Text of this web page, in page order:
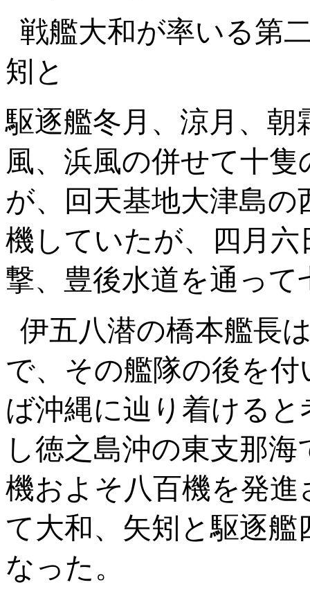
戦艦大和が率いる第
矧と
駆逐艦冬月、涼月、
風、浜風の併せて十
が、回天基地大津島
機していたが、四月
撃、豊後水道を通っ
伊五八潜の橋本艦長
で、その艦隊の後を
ば沖縄に辿り着ける
し徳之島沖の東支那
機およそ八百機を発
て大和、矢矧と駆逐
なった。